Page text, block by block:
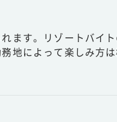
ます。リゾートバイ
地によって楽しみ方は